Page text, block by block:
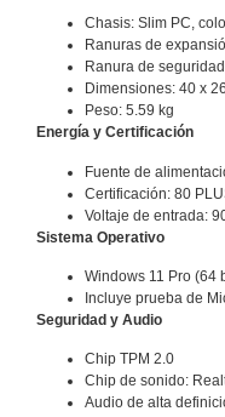
Chasis: Slim PC,
Ranuras de
Ranura de
Dimensiones: 40 x
Peso: 5.59 kg
Energía y Certificación
Fuente de
Certificación: 80
Voltaje de entrada:
Sistema Operativo
Windows 11 Pro (64
Incluye prueba de
Seguridad y Audio
Chip TPM 2.0
Chip de sonido:
Audio de alta